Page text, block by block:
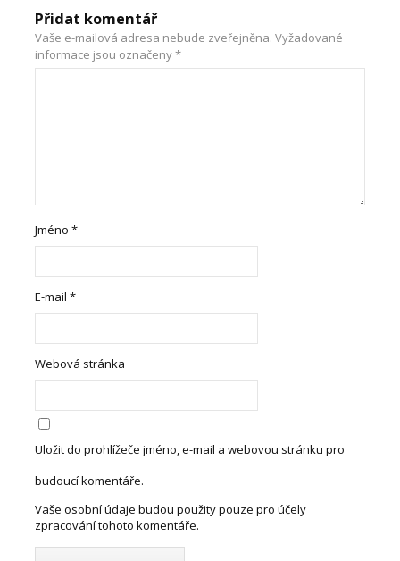
Přidat komentář
Vaše e-mailová adresa nebude zveřejněna. Vyžadované
informace jsou označeny*
Jméno*
E-mail*
Webová stránka
Uložit do prohlížeče jméno, e-mail a webovou stránku pro
budoucí komentáře.
Vaše osobní údaje budou použity pouze pro účely
zpracování tohoto komentáře.